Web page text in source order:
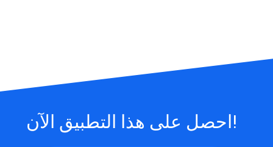
احصل على هذا التطبيق الآن!